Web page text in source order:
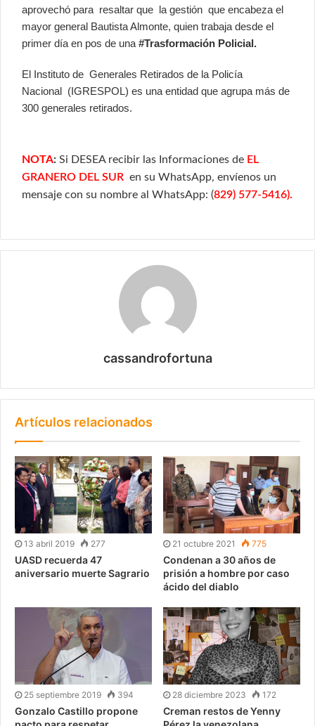
aprovechó para resaltar que la gestión que encabeza el
mayor general Bautista Almonte, quien trabaja desde el
primer día en pos de una #Trasformación Policial.
El Instituto de Generales Retirados de la Policía
Nacional (IGRESPOL) es una entidad que agrupa más de
300 generales retirados.
NOTA: Si DESEA recibir las Informaciones de EL
GRANERO DEL SUR en su WhatsApp, envíenos un
mensaje con su nombre al WhatsApp: (829) 577-5416).
cassandrofortuna
Artículos relacionados
13 abril 2019 277
UASD recuerda 47
aniversario muerte Sagrario
21 octubre 2021 775
Condenan a 30 años de
prisión a hombre por caso
ácido del diablo
25 septiembre 2019 394
Gonzalo Castillo propone
28 diciembre 2023 172
Creman restos de Yenny